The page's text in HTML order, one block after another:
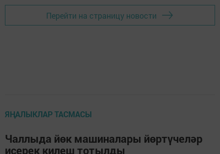
Перейти на страницу новости
ЯҢАЛЫКЛАР ТАСМАСЫ
Чаллыда йөк машиналары йөртүчеләр
исерек килеш тотылды